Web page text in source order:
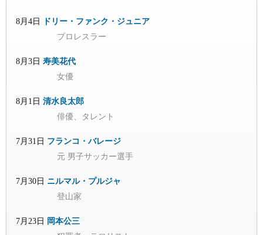
8月4日
ドリー・ファンク・ジュニア
プロレスラー
8月3日 寿美花代
女優
8月1日 清水良太郎
俳優、タレント
7月31日 フランコ・バレージ
元 男子サッカー選手
7月30日 ニルマル・プルジャ
登山家
7月23日 岡本公三